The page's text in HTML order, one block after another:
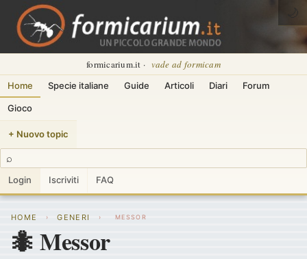
formicarium.it · vade ad formicam
Home Specie italiane Guide Articoli Diari Forum
Gioco
+ Nuovo topic
⌕
Login Iscriviti FAQ
🌙
HOME › GENERI › MESSOR
🐜 Messor